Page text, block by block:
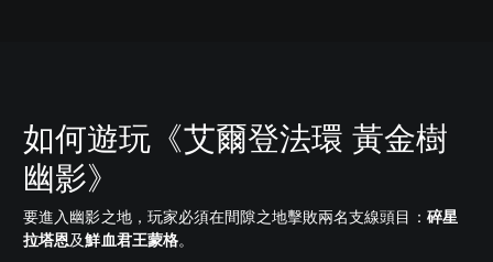
如何遊玩《艾爾登法環 黃金樹
幽影》
要進入幽影之地，玩家必須在間隙之地擊敗兩名支線頭目： 碎星
拉塔恩及鮮血君王蒙格。